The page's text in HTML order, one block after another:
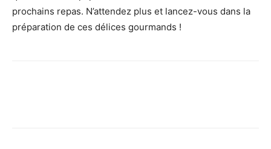
prochains repas. N’attendez plus et lancez-vous dans la
préparation de ces délices gourmands !